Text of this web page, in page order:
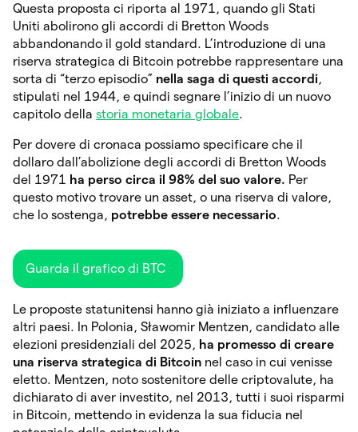
Questa proposta ci riporta al 1971, quando gli Stati
Uniti abolirono gli accordi di Bretton Woods
abbandonando il gold standard. L’introduzione di una
riserva strategica di Bitcoin potrebbe rappresentare una
sorta di “terzo episodio” nella saga di questi accordi,
stipulati nel 1944, e quindi segnare l’inizio di un nuovo
capitolo della storia monetaria globale.
Per dovere di cronaca possiamo specificare che il
dollaro dall’abolizione degli accordi di Bretton Woods
del 1971 ha perso circa il 98% del suo valore. Per
questo motivo trovare un asset, o una riserva di valore,
che lo sostenga, potrebbe essere necessario.
Guarda il grafico di BTC
Le proposte statunitensi hanno già iniziato a influenzare
altri paesi. In Polonia, Sławomir Mentzen, candidato alle
elezioni presidenziali del 2025, ha promesso di creare
una riserva strategica di Bitcoin nel caso in cui venisse
eletto. Mentzen, noto sostenitore delle criptovalute, ha
dichiarato di aver investito, nel 2013, tutti i suoi risparmi
in Bitcoin, mettendo in evidenza la sua fiducia nel